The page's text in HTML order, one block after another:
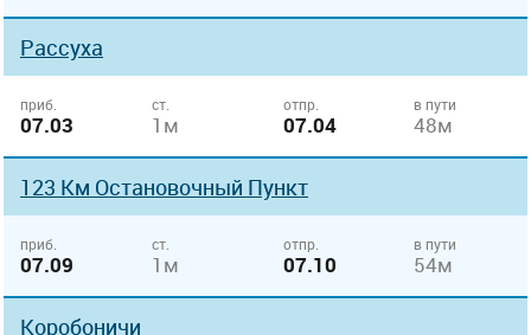
Рассуха
приб.
07.03
ст.
1м
отпр.
07.04
в пути
48м
123 Км Остановочный Пункт
приб.
07.09
ст.
1м
отпр.
07.10
в пути
54м
Коробоничи